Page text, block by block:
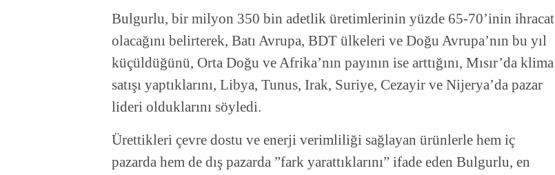
Bulgurlu, bir milyon 350 bin adetlik üretimlerinin yüzde 65-70’inin ihracat
olacağını belirterek, Batı Avrupa, BDT ülkeleri ve Doğu Avrupa’nın bu yıl
küçüldüğünü, Orta Doğu ve Afrika’nın payının ise arttığını, Mısır’da klima
satışı yaptıklarını, Libya, Tunus, Irak, Suriye, Cezayir ve Nijerya’da pazar
lideri olduklarını söyledi.
Ürettikleri çevre dostu ve enerji verimliliği sağlayan ürünlerle hem iç
pazarda hem de dış pazarda ”fark yarattıklarını” ifade eden Bulgurlu, en